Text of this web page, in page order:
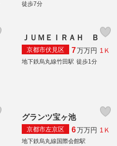
徒歩7分
ＪＵＭＥＩＲＡＨ Ｂ
京都市伏見区 7万万円 1Ｋ
地下鉄烏丸線竹田駅 徒歩1分
グランツ宝ヶ池
京都市左京区 6万万円 1Ｋ
地下鉄烏丸線国際会館駅